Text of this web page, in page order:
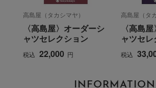
高島屋（タカシマヤ）
〈高島屋〉オーダーシ
ャツセレクション
税込 22,000 円
高島屋（タ
〈高島
ャツセ
税込
INFORMATION